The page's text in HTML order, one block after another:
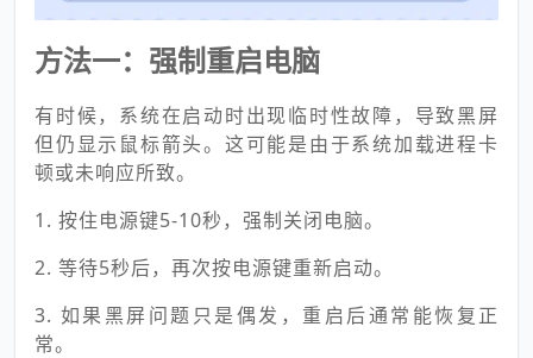
方法一：强制重启电脑
有时候，系统在启动时出现临时性故障，导致黑屏
但仍显示鼠标箭头。这可能是由于系统加载进程卡
顿或未响应所致。
1. 按住电源键5-10秒，强制关闭电脑。
2. 等待5秒后，再次按电源键重新启动。
3. 如果黑屏问题只是偶发，重启后通常能恢复正
常。